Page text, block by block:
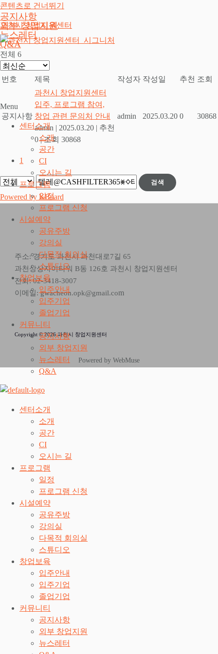
콘텐츠로 건너뛰기
과천시 창업지원센터
Menu
센터소개
소개
공간
CI
오시는 길
프로그램
일정
프로그램 신청
시설예약
공유주방
강의실
다목적 회의실
스튜디오
창업보육
입주안내
입주기업
졸업기업
커뮤니티
공지사항
외부 창업지원
뉴스레터
Q&A
센터소개
소개
공간
CI
오시는 길
프로그램
일정
프로그램 신청
시설예약
공유주방
강의실
다목적 회의실
스튜디오
창업보육
입주안내
입주기업
졸업기업
커뮤니티
공지사항
외부 창업지원
뉴스레터
공지사항
외부 창업지원
뉴스레터
Q&A
전체 6
번호 제목 작성자 작성일 추천 조회
공지사항
과천시 창업지원센터
입주, 프로그램 참여,
창업 관련 문의처 안내
admin | 2025.03.20 | 추천
0 | 조회 30868
admin 2025.03.20 0 30868
1
검색
Powered by KBoard
주소: 경기도 과천시 과천대로7길 65
과천상상자이타워 B동 126호 과천시 창업지원센터
전화: 02-3418-3007
이메일: gwacheon.opk@gmail.com
Copyright © 2026 과천시 창업지원센터
Powered by WebMuse